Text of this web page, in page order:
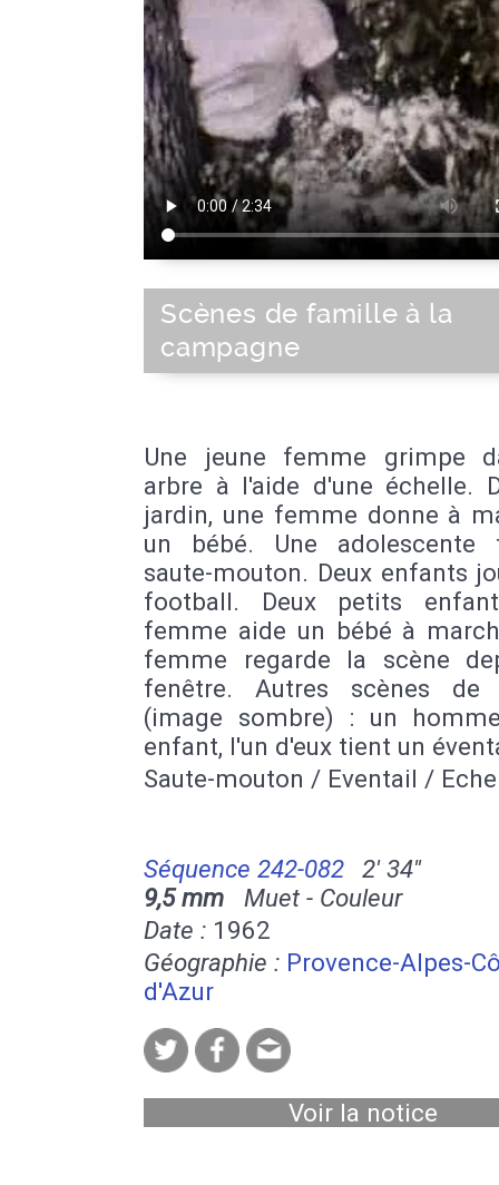
Scènes de famille à la
campagne
Une jeune femme grimpe
arbre à l'aide d'une échelle.
jardin, une femme donne à
un bébé. Une
saute-mouton. Deux enfants
football. Deux petits
femme aide un bébé à
femme regarde la scène
fenêtre. Autres scènes de
(image sombre) : un
enfant, l'un d'eux tient un
Saute-mouton / Eventail /
Séquence 242-082
2' 34''
9,5 mm Muet - Couleur
Date : 1962
Géographie : Provence-Alpes-
d'Azur
Voir la notice